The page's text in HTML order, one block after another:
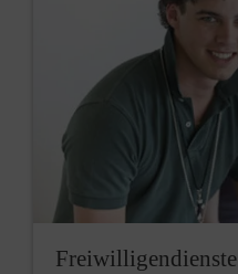
Freiwilligendienste